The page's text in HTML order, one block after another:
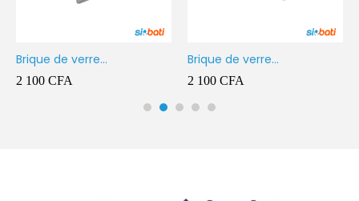
Brique de verre
190X190X80MM Transparent
2 100 CFA
Brique de verre
190X190X80MM CROSS
2 100 CFA